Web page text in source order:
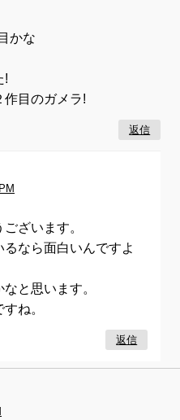
かな
!
作目のガメラ!
返信
ざいます。
なら面白いんですよ
と思います。
ね。
返信